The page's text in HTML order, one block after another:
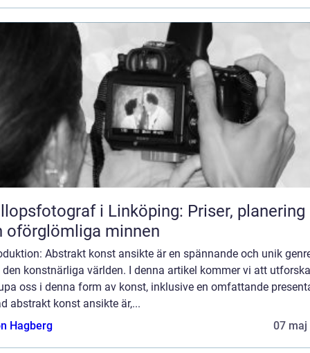
i Linköping: Priser, planering
oförglömliga minnen
Abstrakt konst ansikte är en spännande och unik
konstnärliga världen. I denna artikel kommer vi att
oss i denna form av konst, inklusive en omfattande
abstrakt konst ansikte är,...
Hagberg
07 maj